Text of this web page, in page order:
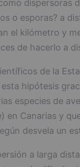
dispersoras
o esporas? a
el kilómetro y
de hacerlo a
de la
hipótesis
especies de
en Canarias y
desvela un
a larga